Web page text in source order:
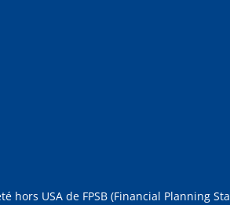
hors USA de FPSB (Financial Planning